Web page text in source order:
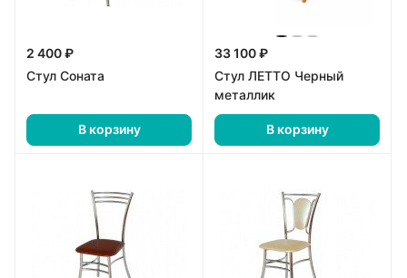
2 400 ₽
Стул Соната
В корзину
33 100 ₽
Стул ЛЕТТО Черный
металлик
В корзину